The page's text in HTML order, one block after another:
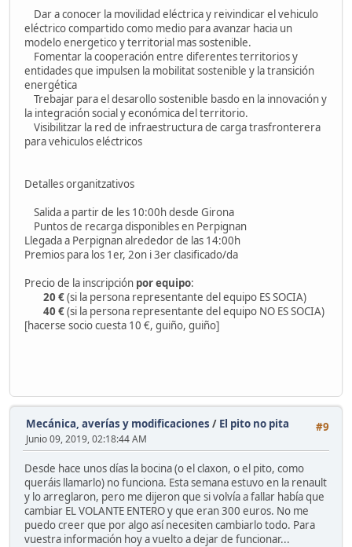
Dar a conocer la movilidad eléctrica y reivindicar el vehiculo
eléctrico compartido como medio para avanzar hacia un
modelo energetico y territorial mas sostenible.
Fomentar la cooperación entre diferentes territorios y
entidades que impulsen la mobilitat sostenible y la transición
energética
Trebajar para el desarollo sostenible basdo en la innovación y
la integración social y económica del territorio.
Visibilitzar la red de infraestructura de carga trasfronterera
para vehiculos eléctricos
Detalles organitzativos
Salida a partir de les 10:00h desde Girona
Puntos de recarga disponibles en Perpignan
Llegada a Perpignan alrededor de las 14:00h
Premios para los 1er, 2on i 3er clasificado/da
Precio de la inscripción por equipo:
20 €(si la persona representante del equipo ES SOCIA)
40 €(si la persona representante del equipo NO ES SOCIA)
[hacerse socio cuesta 10 €, guiño, guiño]
#9
Mecánica, averías y modificaciones / El pito no pita
Junio 09, 2019, 02:18:44 AM
Desde hace unos días la bocina (o el claxon, o el pito, como
queráis llamarlo) no funciona. Esta semana estuvo en la renault
y lo arreglaron, pero me dijeron que si volvía a fallar había que
cambiar EL VOLANTE ENTERO y que eran 300 euros. No me
puedo creer que por algo así necesiten cambiarlo todo. Para
vuestra información hoy a vuelto a dejar de funcionar...